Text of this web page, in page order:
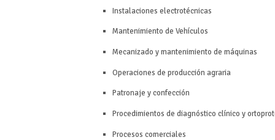
Instalaciones electrotécnicas
Mantenimiento de Vehículos
Mecanizado y mantenimiento de máquinas
Operaciones de producción agraria
Patronaje y confección
Procedimientos de diagnóstico clínico y
Procesos comerciales